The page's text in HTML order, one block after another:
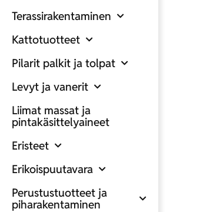
Terassirakentaminen
Kattotuotteet
Pilarit palkit ja tolpat
Levyt ja vanerit
Liimat massat ja
pintakäsittelyaineet
Eristeet
Erikoispuutavara
Perustustuotteet ja
piharakentaminen